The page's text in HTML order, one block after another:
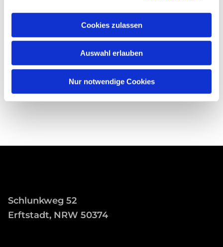
Cookies zulassen
Auswahl erlauben
Nur notwendige Cookies
Schlunkweg 52
Erftstadt, NRW 50374